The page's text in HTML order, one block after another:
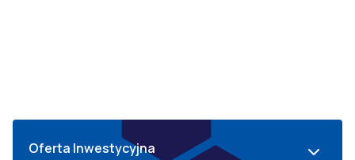
Oferta Inwestycyjna